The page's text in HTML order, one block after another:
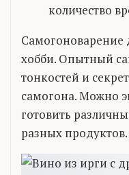
количество
Самогоноварение
хобби. Опытный
тонкостей и
самогона. Можно
готовить
разных продуктов.